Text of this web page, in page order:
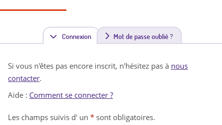
Connexion(
n
Mot de passe oublié ?
Si vous n'êtes pas encore inscrit, n'hésitez pas à nous
contacter.
Aide : Comment se connecter ?
Les champs suivis d' un * sont obligatoires.